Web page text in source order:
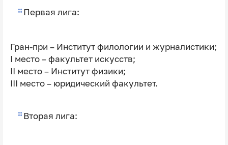
Первая лига:
Гран-при – Институт филологии и журналистики;
I место – факультет искусств;
II место – Институт физики;
III место – юридический факультет.
Вторая лига: